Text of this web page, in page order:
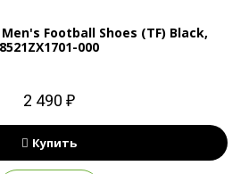
Football Shoes (TF) Black,
8521ZX1701-000
2 490 ₽
Купить